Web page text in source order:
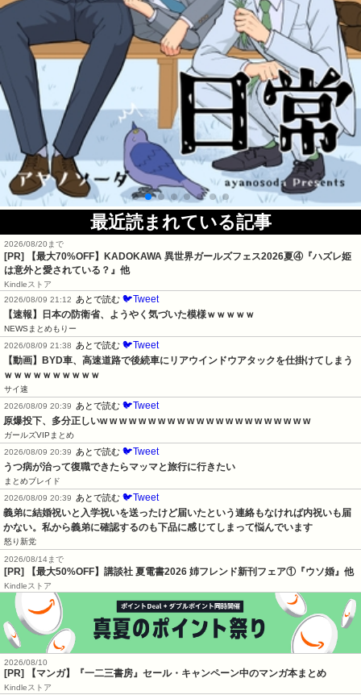
最近読まれている記事
2026/08/20まで
[PR] 【最大70%OFF】KADOKAWA 異世界ガールズフェス2026夏④『ハズレ姫
は意外と愛されている？』他
Kindleストア
2026/08/09 21:12
あとで読む 🐦Tweet
【速報】日本の防衛省、ようやく気づいた模様ｗｗｗｗｗ
NEWSまとめもりー
2026/08/09 21:38
あとで読む 🐦Tweet
【動画】BYD車、高速道路で後続車にリアウインドウアタックを仕掛けてしまう
ｗｗｗｗｗｗｗｗｗｗ
サイ速
2026/08/09 20:39
あとで読む 🐦Tweet
原爆投下、多分正しいw w w w w w w w w w w w w w w w w w w w w w
ガールズVIPまとめ
2026/08/09 20:39
あとで読む 🐦Tweet
うつ病が治って復職できたらマッマと旅行に行きたい
まとめブレイド
2026/08/09 20:39
あとで読む 🐦Tweet
義弟に結婚祝いと入学祝いを送ったけど届いたという連絡もなければ内祝いも届
かない。私から義弟に確認するのも下品に感じてしまって悩んでいます
怒り新党
2026/08/14まで
[PR] 【最大50%OFF】講談社 夏電書2026 姉フレンド新刊フェア①『ウソ婚』他
Kindleストア
2026/08/10
[PR] 【マンガ】『一二三書房』セール・キャンペーン中のマンガ本まとめ
Kindleストア